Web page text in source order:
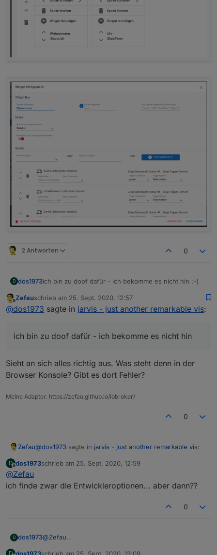
2 Antworten 0
D dos1973ich bin zu doof dafür - ich bekomme es nicht hin :-(
Offline
Zefauschrieb am 25. Sept. 2020, 12:57
zuletzt editiert von
@dos1973 sagte in jarvis - just another remarkable vis:
ich bin zu doof dafür - ich bekomme es nicht hin
Sieht an sich alles richtig aus. Was steht denn in der
Browser Konsole? Gibt es dort Fehler?
Meine Adapter: https://zefau.github.io/iobroker/
0
Zefau@dos1973 sagte in jarvis - just another remarkable vis:
D
Offline
dos1973schrieb am 25. Sept. 2020, 12:59
zuletzt editiert von
@Zefau
ich finde zwar die Entwickleroptionen... aber dann??
0
D dos1973@Zefau
D dos1973schrieb am 25. Sept. 2020, 13:09